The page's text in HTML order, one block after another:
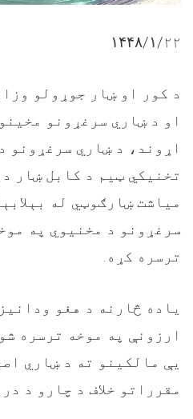
۱۴۴۸/۱/۲۲
د کور او ښار جوړولو
او د ښاري سرغړونو
اړوند، د ښاري سرغړونو
تخنیکي ټیم د کابل ښار
میاشت ښارګوټي له
سرغړونو د مخنیوي په
ترسره کړه.
یاده څارنه د هغو
ارزونې په موخه ترسره
یې مالکینو ته د ښاري
مقرراتو خلاف د چارو د